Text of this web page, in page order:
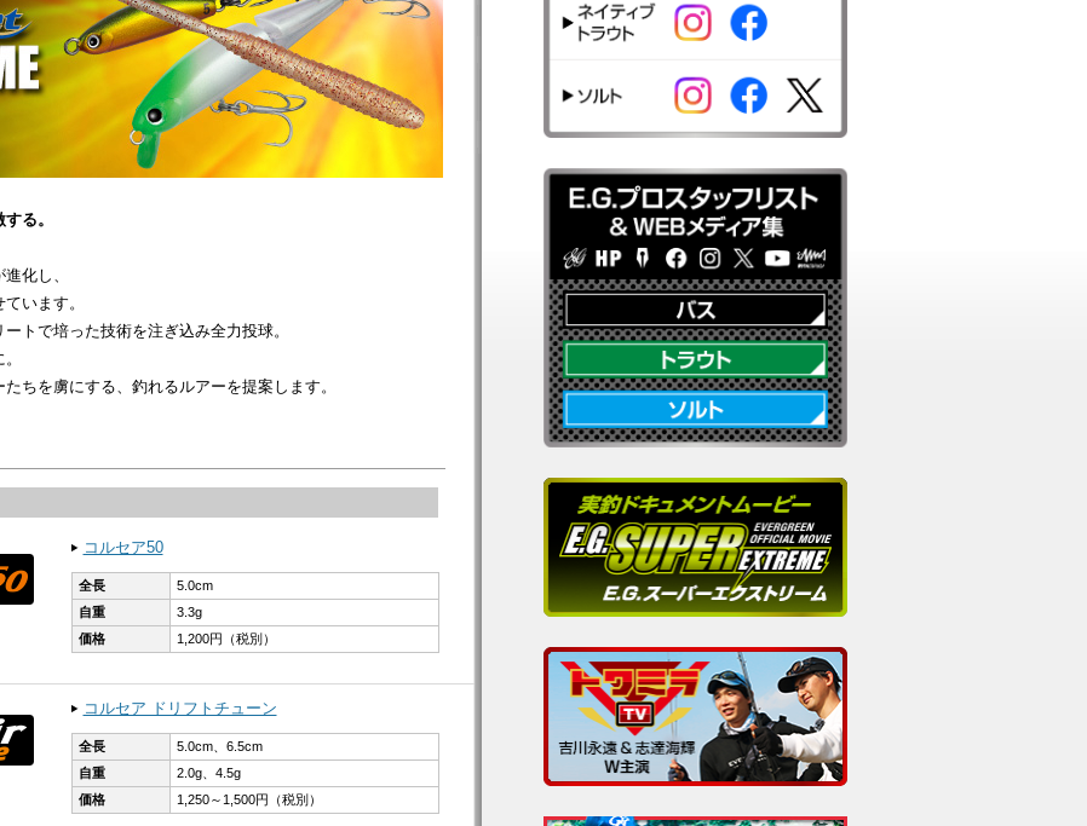
る。
化し、
います。
トで培った技術を注ぎ込み全力投球。
ちを虜にする、釣れるルアーを提案します。
コルセア50
全長
5.0cm
自重
3.3g
価格
1,200円（税別）
コルセア ドリフトチューン
全長
5.0cm、​6.5cm
自重
2.0g、​4.5g
価格
1,250～1,500円（税別）